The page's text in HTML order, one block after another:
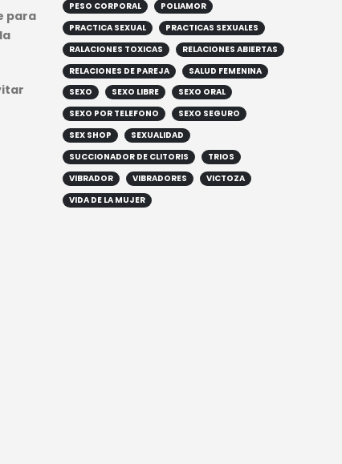
para
PESO CORPORAL
POLIAMOR
PRACTICA SEXUAL
PRACTICAS SEXUALES
RALACIONES TOXICAS
RELACIONES ABIERTAS
RELACIONES DE PAREJA
SALUD FEMENINA
SEXO
SEXO LIBRE
SEXO ORAL
SEXO POR TELEFONO
SEXO SEGURO
SEX SHOP
SEXUALIDAD
SUCCIONADOR DE CLITORIS
TRIOS
VIBRADOR
VIBRADORES
VICTOZA
VIDA DE LA MUJER